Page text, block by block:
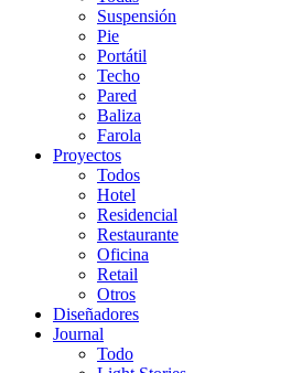
Suspensión
Pie
Portátil
Techo
Pared
Baliza
Farola
Proyectos
Todos
Hotel
Residencial
Restaurante
Oficina
Retail
Otros
Diseñadores
Journal
Todo